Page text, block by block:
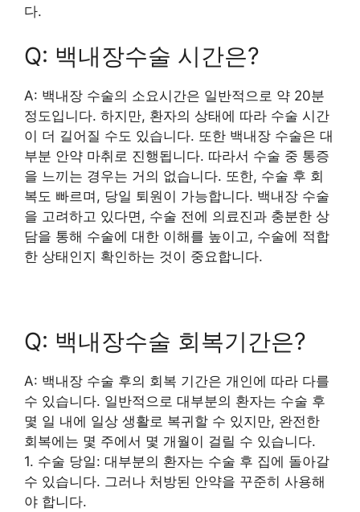
다.
Q: 백내장수술 시간은?
A: 백내장 수술의 소요시간은 일반적으로 약 20분
정도입니다. 하지만, 환자의 상태에 따라 수술 시간
이 더 길어질 수도 있습니다. 또한 백내장 수술은 대
부분 안약 마취로 진행됩니다. 따라서 수술 중 통증
을 느끼는 경우는 거의 없습니다. 또한, 수술 후 회
복도 빠르며, 당일 퇴원이 가능합니다. 백내장 수술
을 고려하고 있다면, 수술 전에 의료진과 충분한 상
담을 통해 수술에 대한 이해를 높이고, 수술에 적합
한 상태인지 확인하는 것이 중요합니다.
Q: 백내장수술 회복기간은?
A: 백내장 수술 후의 회복 기간은 개인에 따라 다를
수 있습니다. 일반적으로 대부분의 환자는 수술 후
몇 일 내에 일상 생활로 복귀할 수 있지만, 완전한
회복에는 몇 주에서 몇 개월이 걸릴 수 있습니다.
1. 수술 당일: 대부분의 환자는 수술 후 집에 돌아갈
수 있습니다. 그러나 처방된 안약을 꾸준히 사용해
야 합니다.